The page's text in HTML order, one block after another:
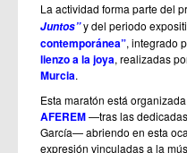
La actividad forma parte del
Juntos”y del periodo
contemporánea”, integrado
lienzo a la joya, realizadas
Murcia.
Esta maratón está
AFEREM—tras las
García— abriendo en esta
expresión vinculadas a la